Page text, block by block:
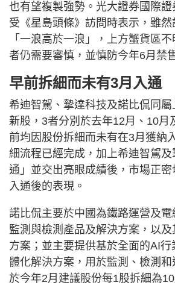
也有望複製強勢。光大證券國際
受《星島頭條》訪問時表示，雖
「一浪高於一浪」，上方蟹貨區
者仍需要審慎，並慎防今年6月禁
早前拆細而未有3月入通
希迪智駕、摯達科技及諾比侃同
新股，3者分別於去年12月、10月
前均因股份拆細而未有在3月獲納
細流程已經完成，加上希迪智駕
通」並交出亮眼成績後，市場正
入通後的表現。
諾比侃主要於中國為鐵路運營及
監測與檢測產品及解決方案，以
方案；並主要提供基於全面的AI
體化解決方案，用於監測、檢測
於今年2月建議股份每1股拆細為